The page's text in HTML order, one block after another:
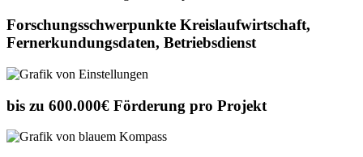
Forschungsschwerpunkte Kreislaufwirtschaft,
Fernerkundungsdaten, Betriebsdienst
bis zu 600.000€ Förderung pro Projekt